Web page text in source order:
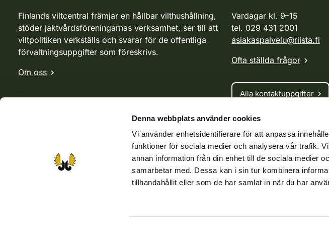
Denna webbplats använder cookies
Vi använder enhetsidentifierare för att anpassa
funktioner för sociala medier och analysera vår trafik.
annan information från din enhet till de sociala medier
samarbetar med. Dessa kan i sin tur kombinera
tillhandahållit eller som de har samlat in när du har
Finlands viltcentral främjar en hållbar vilthushållning,
stöder jaktvårdsföreningarnas verksamhet, ser till att
viltpolitiken verkställs och svarar för de offentliga
förvaltningsuppgifter som föreskrivs.
Om oss
Vardagar kl. 9–15
tel. 029 431 2001
asiakaspalvelu@riista.fi
Ofta ställda frågor
Alla kontaktuppgifter
Jaktkort
Oma riista -tjänsten
Ansökan om licenser och